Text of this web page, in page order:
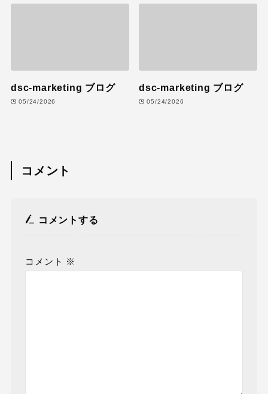
dsc-marketing ブログ
05/24/2026
dsc-marketing ブログ
05/24/2026
コメント
コメントする
コメント ※